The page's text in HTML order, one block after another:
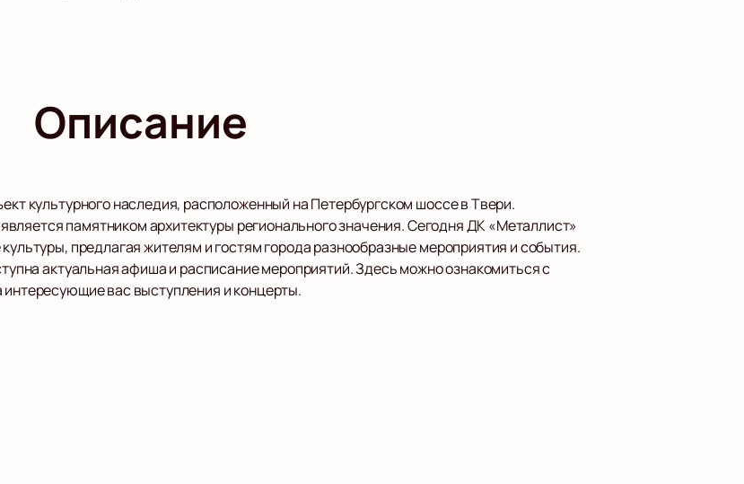
Описание
культурного наследия, расположенный на Петербургском шоссе в Твери.
памятником архитектуры регионального значения. Сегодня ДК «Металлист»
предлагая жителям и гостям города разнообразные мероприятия и события.
актуальная афиша и расписание мероприятий. Здесь можно ознакомиться с
интересующие вас выступления и концерты.